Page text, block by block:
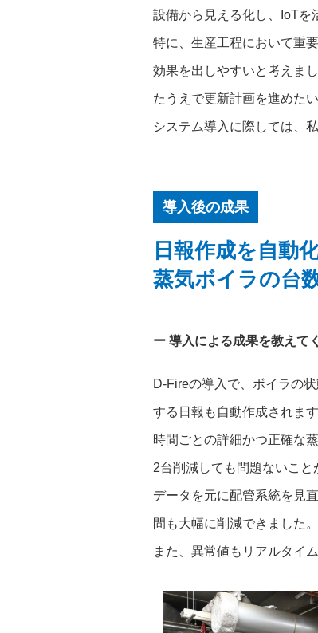
設備から見える化し、IoTを
特に、生産工程において重
効果を出しやすいと考えま
たうえで更新計画を進めた
システム導入に際しては、
導入後の成果
日報作成を自動
蒸気ボイラの台
導入による成果を教えて
D-Fireの導入で、ボイラの
する日報も自動作成されま
時間ごとの詳細かつ正確な
2台削減しても問題ないこ
データを元に配管系統を見
間も大幅に削減できました。
また、異常値もリアルタイ